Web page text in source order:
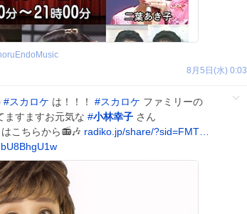
8月5日(水) 0:03
#スカロケ は！！！ #スカロケ ファミリーの
ますますお元気な #小林幸子 さん
はこちらから📻🎶 radiko.jp/share/?sid=FMT…